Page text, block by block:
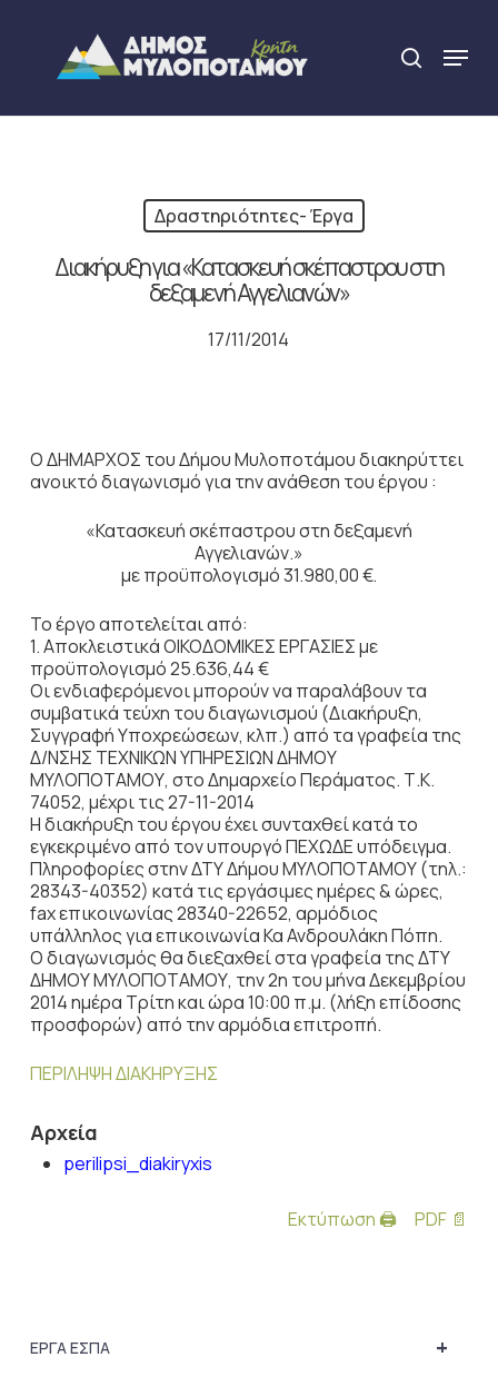
content
search
Menu
Δραστηριότητες- Έργα
Διακήρυξη για «Κατασκευή σκέπαστρου στη
δεξαμενή Αγγελιανών»
17/11/2014
Ο ΔΗΜΑΡΧΟΣ του Δήμου Μυλοποτάμου διακηρύττει
ανοικτό διαγωνισμό για την ανάθεση του έργου :
«Κατασκευή σκέπαστρου στη δεξαμενή
Αγγελιανών.»
με προϋπολογισμό 31.980,00 €.
Το έργο αποτελείται από:
1. Αποκλειστικά ΟΙΚΟΔΟΜΙΚΕΣ ΕΡΓΑΣΙΕΣ με
προϋπολογισμό 25.636,44 €
Οι ενδιαφερόμενοι μπορούν να παραλάβουν τα
συμβατικά τεύχη του διαγωνισμού (Διακήρυξη,
Συγγραφή Υποχρεώσεων, κλπ.) από τα γραφεία της
Δ/ΝΣΗΣ ΤΕΧΝΙΚΩΝ ΥΠΗΡΕΣΙΩΝ ΔΗΜΟΥ
ΜΥΛΟΠΟΤΑΜΟΥ, στο Δημαρχείο Περάματος. Τ.Κ.
74052, μέχρι τις 27-11-2014
Η διακήρυξη του έργου έχει συνταχθεί κατά το
εγκεκριμένο από τον υπουργό ΠΕΧΩΔΕ υπόδειγμα.
Πληροφορίες στην ΔΤΥ Δήμου ΜΥΛΟΠΟΤΑΜΟΥ (τηλ.:
28343-40352) κατά τις εργάσιμες ημέρες & ώρες,
fax επικοινωνίας 28340-22652, αρμόδιος
υπάλληλος για επικοινωνία Κα Ανδρουλάκη Πόπη.
Ο διαγωνισμός θα διεξαχθεί στα γραφεία της ΔΤΥ
ΔΗΜΟΥ ΜΥΛΟΠΟΤΑΜΟΥ, την 2η του μήνα Δεκεμβρίου
2014 ημέρα Τρίτη και ώρα 10:00 π.μ. (λήξη επίδοσης
προσφορών) από την αρμόδια επιτροπή.
ΠΕΡΙΛΗΨΗ ΔΙΑΚΗΡΥΞΗΣ
Αρχεία
perilipsi_diakiryxis
Εκτύπωση 🖨 PDF 📄
+
ΕΡΓΑ ΕΣΠΑ
Close